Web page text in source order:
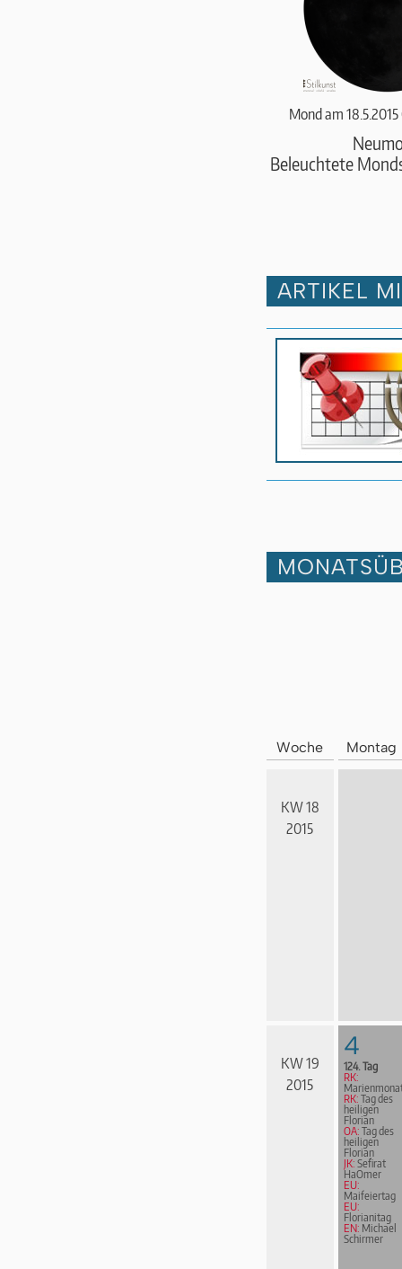
Mond am
Beleuchtete
ARTIKEL
Woche Montag
KW 18
2015
KW 19
2015
4
124. Tag
RK:
RK: Tag des
heiligen
Florian
OA: Tag des
heiligen
Florian
JK: Sefirat
HaOmer
EU:
Maifeiertag
EU:
Florianitag
EN: Michael
Schirmer